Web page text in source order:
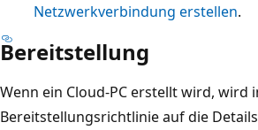
Netzwerkverbindung erstellen.
Bereitstellung
Wenn ein Cloud-PC erstellt wird, wird
Bereitstellungsrichtlinie auf die